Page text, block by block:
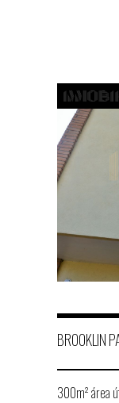
BROOKLIN
300m² área